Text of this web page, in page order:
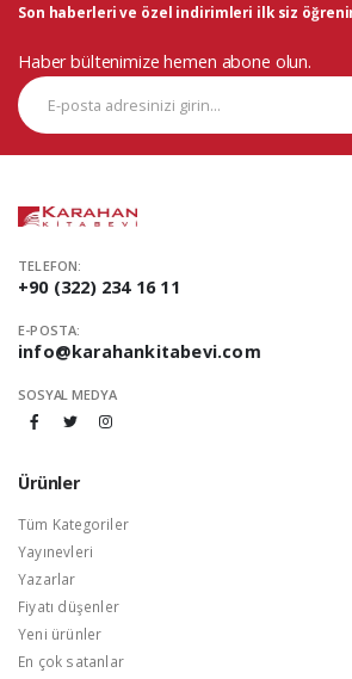
Son haberleri ve özel indirimleri ilk siz
Haber bültenimize hemen abone olun.
TELEFON:
+90 (322) 234 16 11
E-POSTA:
info@karahankitabevi.com
SOSYAL MEDYA
Ürünler
Tüm Kategoriler
Yayınevleri
Yazarlar
Fiyatı düşenler
Yeni ürünler
En çok satanlar